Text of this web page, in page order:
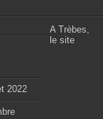
2022
A Trèbes,
le site